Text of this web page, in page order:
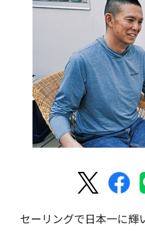
セーリングで日本一に輝